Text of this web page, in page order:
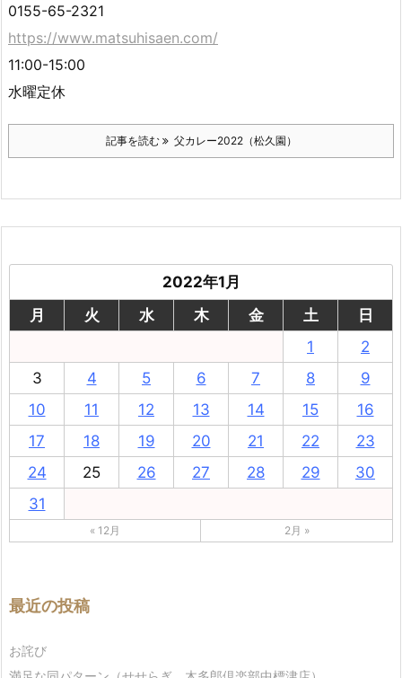
0155-65-2321
https://www.matsuhisaen.com/
11:00-15:00
水曜定休
記事を読む 父カレー2022（松久園）
2022年1月
月
火 水 木 金 土
日
1
2
3
4 5 6 7 8
9
10
11 12 13 14 15
16
17
18 19 20 21 22
23
24
25 26 27 28 29
30
31
« 12月 2月 »
最近の投稿
お詫び